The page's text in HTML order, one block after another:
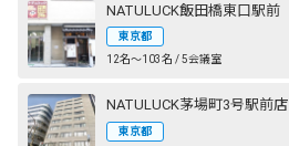
NATULUCK飯田橋東口駅前
東京都
12名〜103名 / 5会議室
NATULUCK茅場町3号駅前店
東京都